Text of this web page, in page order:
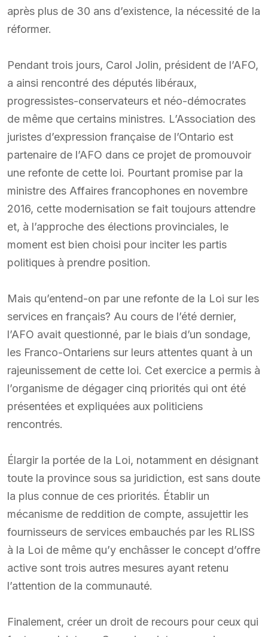
après plus de 30 ans d’existence, la nécessité de la
réformer.
Pendant trois jours, Carol Jolin, président de l’AFO,
a ainsi rencontré des députés libéraux,
progressistes-conservateurs et néo-démocrates
de même que certains ministres. L’Association des
juristes d’expression française de l’Ontario est
partenaire de l’AFO dans ce projet de promouvoir
une refonte de cette loi. Pourtant promise par la
ministre des Affaires francophones en novembre
2016, cette modernisation se fait toujours attendre
et, à l’approche des élections provinciales, le
moment est bien choisi pour inciter les partis
politiques à prendre position.
Mais qu’entend-on par une refonte de la Loi sur les
services en français? Au cours de l’été dernier,
l’AFO avait questionné, par le biais d’un sondage,
les Franco-Ontariens sur leurs attentes quant à un
rajeunissement de cette loi. Cet exercice a permis à
l’organisme de dégager cinq priorités qui ont été
présentées et expliquées aux politiciens
rencontrés.
Élargir la portée de la Loi, notamment en désignant
toute la province sous sa juridiction, est sans doute
la plus connue de ces priorités. Établir un
mécanisme de reddition de compte, assujettir les
fournisseurs de services embauchés par les RLISS
à la Loi de même qu’y enchâsser le concept d’offre
active sont trois autres mesures ayant retenu
l’attention de la communauté.
Finalement, créer un droit de recours pour ceux qui